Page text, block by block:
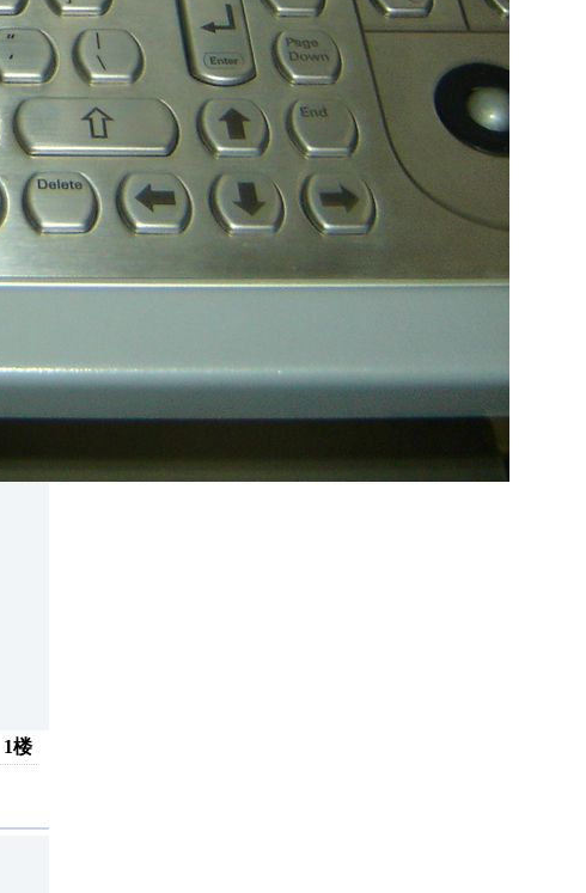
1楼